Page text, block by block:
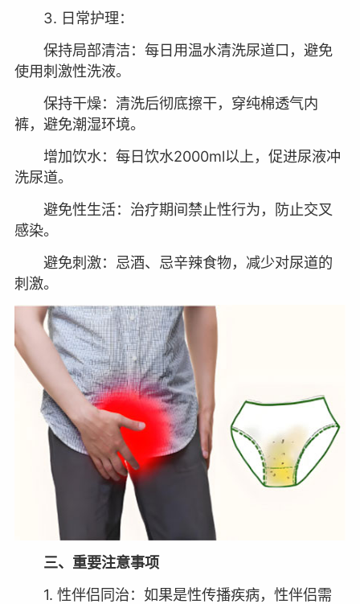
3. 日常护理：
保持局部清洁：每日用温水清洗尿道口，避免
使用刺激性洗液。
保持干燥：清洗后彻底擦干，穿纯棉透气内
裤，避免潮湿环境。
增加饮水：每日饮水2000ml以上，促进尿液冲
洗尿道。
避免性生活：治疗期间禁止性行为，防止交叉
感染。
避免刺激：忌酒、忌辛辣食物，减少对尿道的
刺激。
三、重要注意事项
1. 性伴侣同治：如果是性传播疾病，性伴侣需